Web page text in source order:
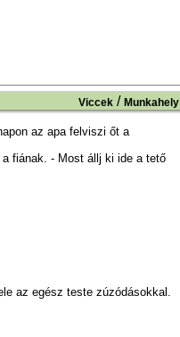
Viccek/ Munkahely
az apa felviszi őt a
fiának. - Most állj ki ide a tető
az egész teste zúzódásokkal.